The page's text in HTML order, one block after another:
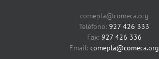
comepla@comeca.org
Teléfono: 927 426 333
Fax: 927 426 336
Email: comepla@comeca.org